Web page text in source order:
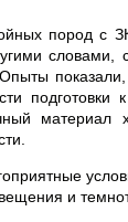
пород с
словами,
и